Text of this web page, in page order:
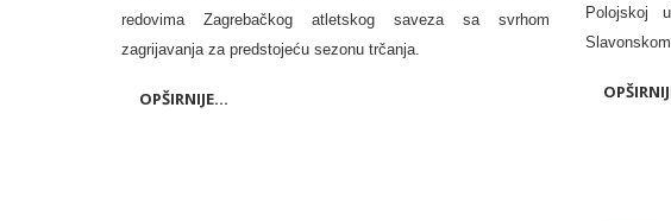
redovima Zagrebačkog atletskog saveza sa svrhom
zagrijavanja za predstojeću sezonu trčanja.
OPŠIRNIJE...
Polojskoj